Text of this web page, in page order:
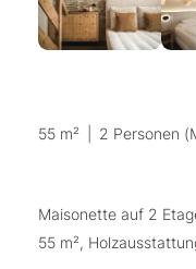
55 m² 2 Personen
Maisonette auf 2
55 m²,